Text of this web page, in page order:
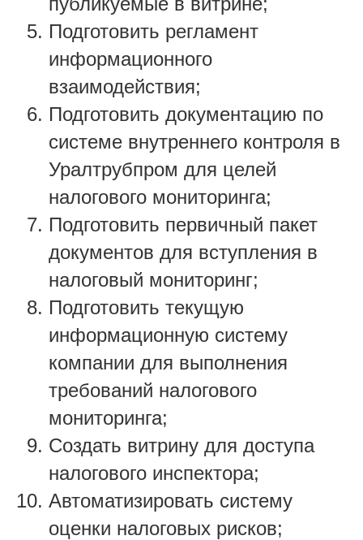
Подготовить регламент
информационного
взаимодействия;
Подготовить документацию по
системе внутреннего контроля в
Уралтрубпром для целей
налогового мониторинга;
Подготовить первичный пакет
документов для вступления в
налоговый мониторинг;
Подготовить текущую
информационную систему
компании для выполнения
требований налогового
мониторинга;
Создать витрину для доступа
налогового инспектора;
Автоматизировать систему
оценки налоговых рисков;